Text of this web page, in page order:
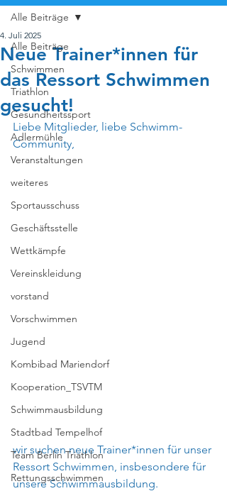
Alle Beiträge
Schwimmen
Triathlon
Gesundheitssport
Adlermühle
Veranstaltungen
weiteres
Sportausschuss
Geschäftsstelle
Wettkämpfe
Vereinskleidung
vorstand
Vorschwimmen
Jugend
Kombibad Mariendorf
Kooperation_TSVTM
Schwimmausbildung
Stadtbad Tempelhof
Team Berlin Triathlon
Rettungsschwimmen
Alle Beiträge
Neue Trainer*innen für
das Ressort Schwimmen
gesucht!
4. Juli 2025
Liebe Mitglieder, liebe Schwimm-
Community,
wir suchen neue Trainer*innen für unser
Ressort Schwimmen, insbesondere für
unsere Schwimmausbildung.